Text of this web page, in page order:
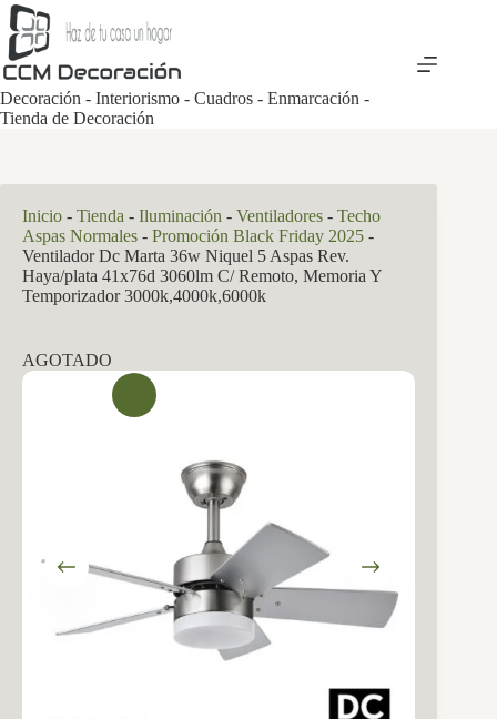
Saltar
al
contenido
Decoración - Interiorismo - Cuadros - Enmarcación -
Tienda de Decoración
Inicio - Tienda - Iluminación - Ventiladores - Techo
Aspas Normales - Promoción Black Friday 2025 -
Ventilador Dc Marta 36w Niquel 5 Aspas Rev.
Haya/plata 41x76d 3060lm C/ Remoto, Memoria Y
Temporizador 3000k,4000k,6000k
AGOTADO